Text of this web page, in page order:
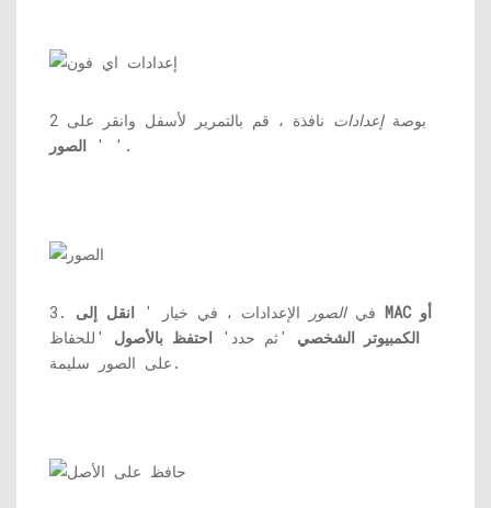
2 بوصةإعدادات نافذة ، قم بالتمرير لأسفل وانقر على
' الصور '.
3. فيالصور الإعدادات ، في خيار ' انقل إلى MAC أو
الكمبيوتر الشخصي 'ثم حدد' احتفظ بالأصول 'للحفاظ
على الصور سليمة.